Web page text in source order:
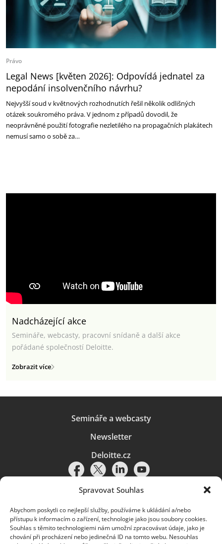
Spravovat Souhlas
Abychom poskytli co nejlepší služby, používáme k ukládání a/nebo
přístupu k informacím o zařízení, technologie jako jsou soubory cookies.
Souhlas s těmito technologiemi nám umožní zpracovávat údaje, jako je
chování při procházení nebo jedinečná ID na tomto webu. Nesouhlas
Právo
Legal News [květen 2026]: Odpovídá jednatel za
nepodání insolvenčního návrhu?
Nejvyšší soud v květnových rozhodnutích řešil několik odlišných
otázek soukromého práva. V jednom z případů dovodil, že
neoprávněné použití fotografie nezletilého na propagačních plakátech
nemusí samo o sobě za…
Nadcházející akce
Semináře, webcasty, pracovní snídaně a další akce
pořádané společností Deloitte.
Zobrazit více
Semináře a webcasty
Newsletter
Deloitte.cz
Pravidla používání|Ochrana osobních údajů|Soubory cookies |
Deloitte.cz
© 2026. Více informací najdete vPravidlech používání.